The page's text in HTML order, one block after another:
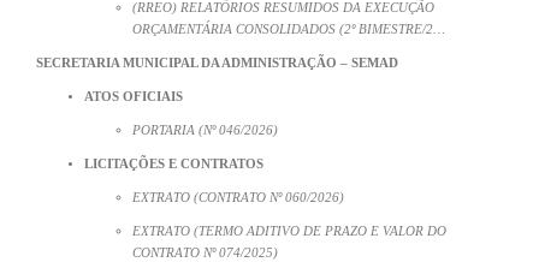
(RREO) RELATÓRIOS RESUMIDOS DA EXECUÇÃO
ORÇAMENTÁRIA CONSOLIDADOS (2º BIMESTRE/2…
SECRETARIA MUNICIPAL DA ADMINISTRAÇÃO – SEMAD
ATOS OFICIAIS
PORTARIA (Nº 046/2026)
LICITAÇÕES E CONTRATOS
EXTRATO (CONTRATO Nº 060/2026)
EXTRATO (TERMO ADITIVO DE PRAZO E VALOR DO
CONTRATO Nº 074/2025)